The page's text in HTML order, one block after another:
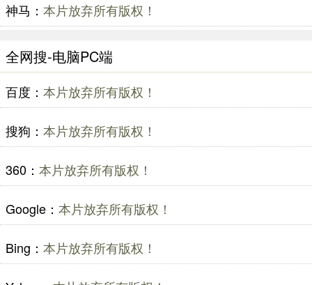
神马： 本片放弃所有版权！
全网搜-电脑PC端
百度： 本片放弃所有版权！
搜狗： 本片放弃所有版权！
360： 本片放弃所有版权！
Google： 本片放弃所有版权！
Bing： 本片放弃所有版权！